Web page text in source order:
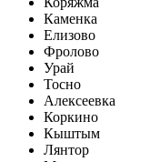
Каменка
Елизово
Фролово
Урай
Тосно
Алексеевка
Коркино
Кыштым
Лянтор